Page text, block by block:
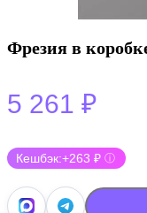
Фрезия в
5 261 ₽
Кешбэк:+263 ₽ ⓘ